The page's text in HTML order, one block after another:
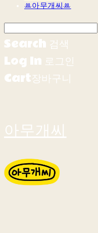
ꔛ아무개씨ꔛ
Search 검색
Log In 로그인
Cart장바구니
아무개씨